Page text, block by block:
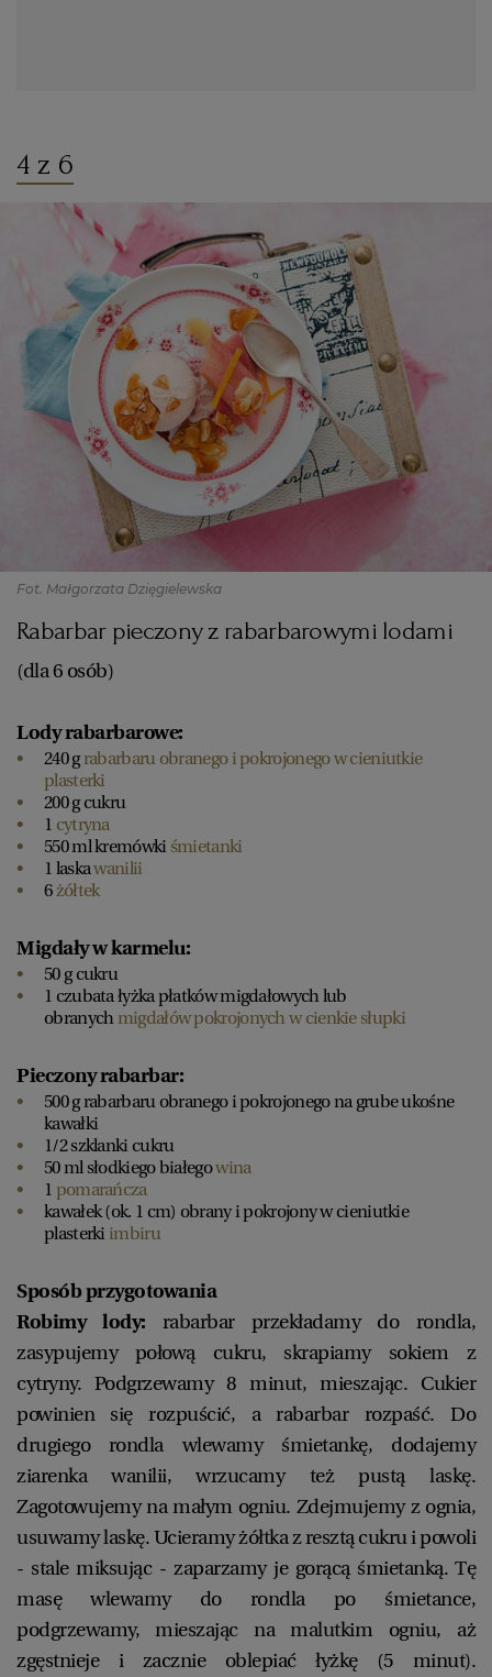
4 z 6
Fot. Małgorzata Dzięgielewska
Rabarbar pieczony z rabarbarowymi lodami
(dla 6 osób)
Lody rabarbarowe:
240 grabarbaru obranego i pokrojonego w cieniutkie
plasterki
200 g cukru
1 cytryna
550 ml kremówki śmietanki
1 laskawanilii
6 żółtek
Migdały w karmelu:
50 g cukru
1 czubata łyżka płatków migdałowych lub
obranych migdałów pokrojonych w cienkie słupki
Pieczony rabarbar:
500 g rabarbaru obranego i pokrojonego na grube ukośne
kawałki
1/2 szklanki cukru
50 ml słodkiego białegowina
1 pomarańcza
kawałek (ok. 1 cm) obrany i pokrojony w cieniutkie
plasterki imbiru
Sposób przygotowania
Robimy lody: rabarbar przekładamy do rondla,
zasypujemy połową cukru, skrapiamy sokiem z
cytryny. Podgrzewamy 8 minut, mieszając. Cukier
powinien się rozpuścić, a rabarbar rozpaść. Do
drugiego rondla wlewamy śmietankę, dodajemy
ziarenka wanilii, wrzucamy też pustą laskę.
Zagotowujemy na małym ogniu. Zdejmujemy z ognia,
usuwamy laskę. Ucieramy żółtka z resztą cukru i powoli
- stale miksując - zaparzamy je gorącą śmietanką. Tę
masę wlewamy do rondla po śmietance,
podgrzewamy, mieszając na malutkim ogniu, aż
zgęstnieje i zacznie oblepiać łyżkę (5 minut).